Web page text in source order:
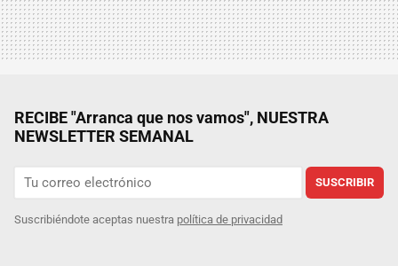
RECIBE "Arranca que nos vamos", NUESTRA
NEWSLETTER SEMANAL
SUSCRIBIR
Suscribiéndote aceptas nuestra política de privacidad